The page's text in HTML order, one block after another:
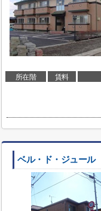
所在階 賃料
ベル・ド・ジュール